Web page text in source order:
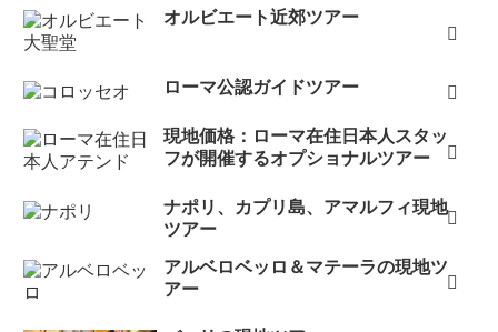
オルビエート近郊ツアー
ローマ公認ガイドツアー
現地価格：ローマ在住日本人スタッ
フが開催するオプショナルツアー
ナポリ、カプリ島、アマルフィ現地
ツアー
アルベロベッロ＆マテーラの現地ツ
アー